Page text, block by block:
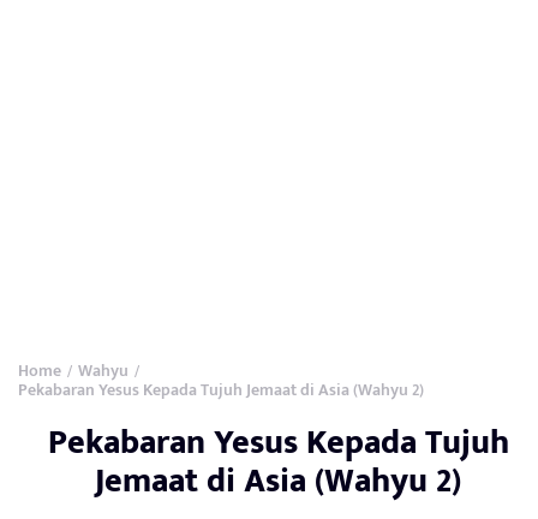
Home / Wahyu /
Pekabaran Yesus Kepada Tujuh Jemaat di Asia (Wahyu 2)
Pekabaran Yesus Kepada Tujuh
Jemaat di Asia (Wahyu 2)